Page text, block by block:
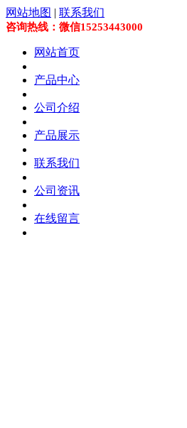
网站地图 | 联系我们
咨询热线：微信15253443000
网站首页
产品中心
公司介绍
产品展示
联系我们
公司资讯
在线留言